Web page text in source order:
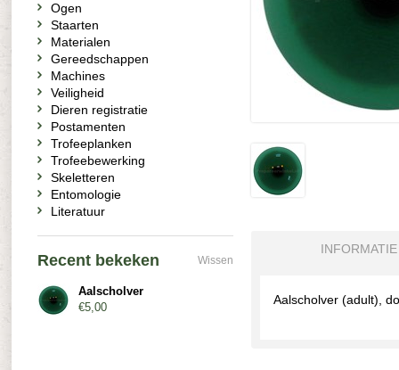
INFORMATIE
Aalscholver (adult),
Ogen
Staarten
Materialen
Gereedschappen
Machines
Veiligheid
Dieren registratie
Postamenten
Trofeeplanken
Trofeebewerking
Skeletteren
Entomologie
Literatuur
Recent bekeken Wissen
Aalscholver
€5,00